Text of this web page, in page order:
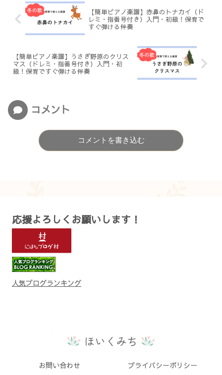
【簡単ピアノ楽譜】赤鼻のトナカイ（ド
レミ・指番号付き）入門・初級！保育で
すぐ弾ける伴奏
【簡単ピアノ楽譜】うさぎ野原のクリス
マス（ドレミ・指番号付き）入門・初
級！保育ですぐ弾ける伴奏
コメント
コメントを書き込む
応援よろしくお願いします！
人気ブログランキング
お問い合わせ プライバシーポリシー